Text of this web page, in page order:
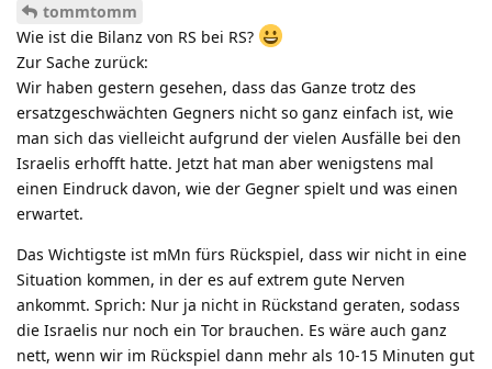
tommtomm
Wie ist die Bilanz von RS bei RS?
Zur Sache zurück:
Wir haben gestern gesehen, dass das Ganze trotz des
ersatzgeschwächten Gegners nicht so ganz einfach ist, wie
man sich das vielleicht aufgrund der vielen Ausfälle bei den
Israelis erhofft hatte. Jetzt hat man aber wenigstens mal
einen Eindruck davon, wie der Gegner spielt und was einen
erwartet.
Das Wichtigste ist mMn fürs Rückspiel, dass wir nicht in eine
Situation kommen, in der es auf extrem gute Nerven
ankommt. Sprich: Nur ja nicht in Rückstand geraten, sodass
die Israelis nur noch ein Tor brauchen. Es wäre auch ganz
nett, wenn wir im Rückspiel dann mehr als 10-15 Minuten gut